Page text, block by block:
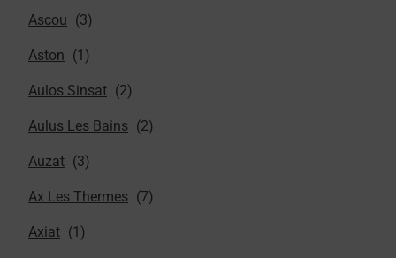
Ascou
Aston
Aulos Sinsat
Aulus Les Bains
Auzat
Ax Les Thermes
Axiat